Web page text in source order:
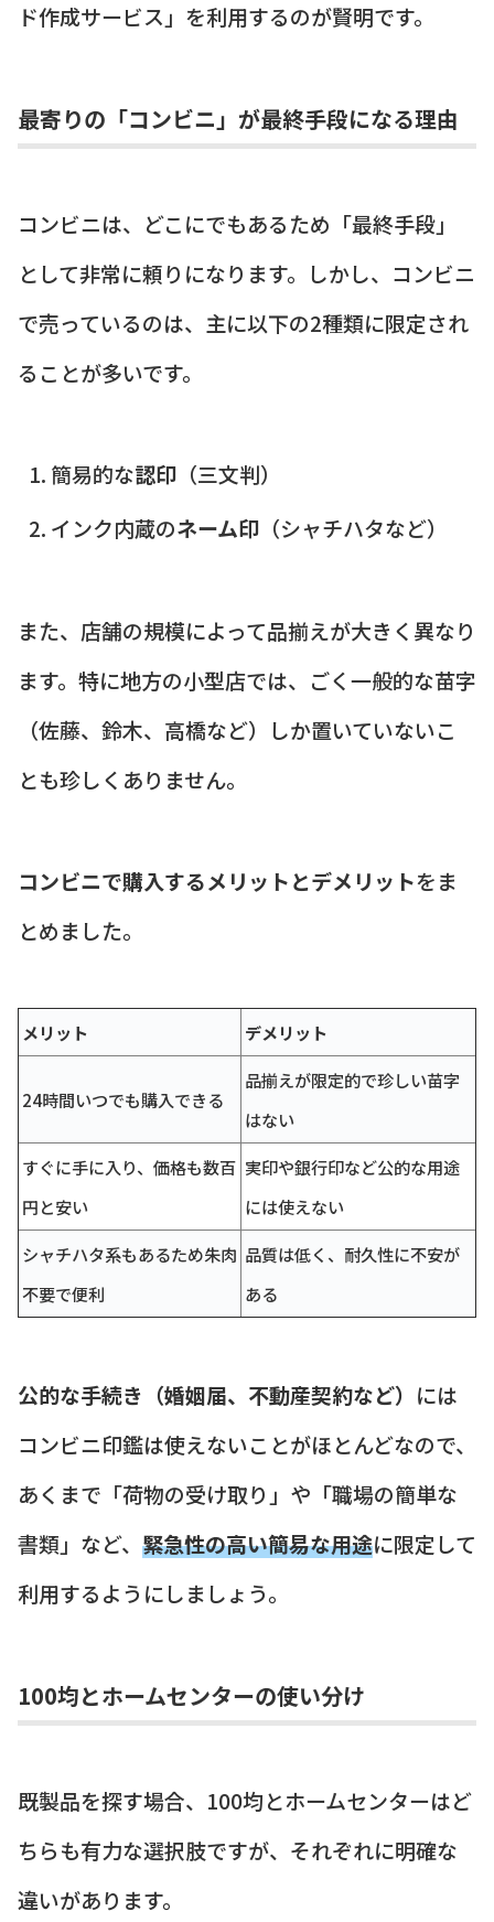
ド作成サービス」を利用するのが賢明です。
最寄りの「コンビニ」が最終手段になる理由
コンビニは、どこにでもあるため「最終手段」
として非常に頼りになります。しかし、コンビニ
で売っているのは、主に以下の2種類に限定され
ることが多いです。
簡易的な認印（三文判）
インク内蔵のネーム印（シャチハタなど）
また、店舗の規模によって品揃えが大きく異なり
ます。特に地方の小型店では、ごく一般的な苗字
（佐藤、鈴木、高橋など）しか置いていないこ
とも珍しくありません。
コンビニで購入するメリットとデメリットをま
とめました。
メリット デメリット
24時間いつでも購入できる
品揃えが限定的で珍しい苗字
はない
すぐに手に入り、価格も数百
円と安い
実印や銀行印など公的な用途
には使えない
シャチハタ系もあるため朱肉
不要で便利
品質は低く、耐久性に不安が
ある
公的な手続き（婚姻届、不動産契約など） には
コンビニ印鑑は使えないことがほとんどなので、
あくまで「荷物の受け取り」や「職場の簡単な
書類」など、 緊急性の高い簡易な用途に限定して
利用するようにしましょう。
100均とホームセンターの使い分け
既製品を探す場合、100均とホームセンターはど
ちらも有力な選択肢ですが、それぞれに明確な
違いがあります。